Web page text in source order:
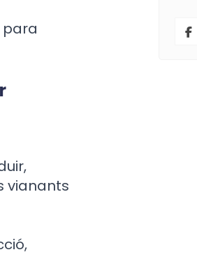
para
vianants